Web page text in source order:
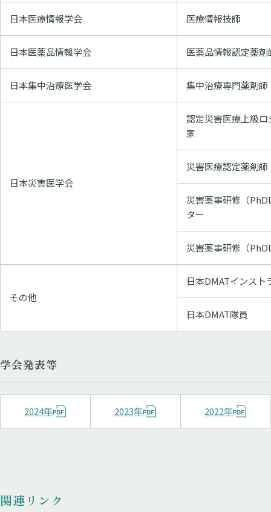
日本医療情報学会 医療情報技師
日本医薬品情報学会 医薬品情報認定薬剤
日本集中治療医学会 集中治療専門薬剤師
日本災害医学会
認定災害医療上級
家
災害医療認定薬剤師
災害薬事研修（
ター
災害薬事研修（
その他
日本DMATインスト
日本DMAT隊員
学会発表等
2024年 2023年 2022年
関連リンク